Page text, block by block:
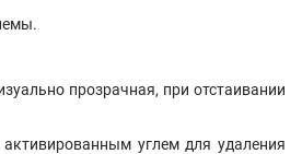
прозрачная, при отстаивании
углем для удаления